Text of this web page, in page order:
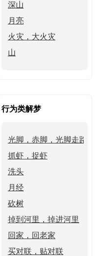
深山
月亮
火灾，大火灾
山
厕所
行为类解梦
光脚，赤脚，光脚走路
抓虾，捉虾
洗头
月经
砍树
掉到河里，掉进河里
回家，回老家
买对联，贴对联